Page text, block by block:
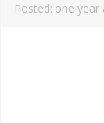
Posted: one year